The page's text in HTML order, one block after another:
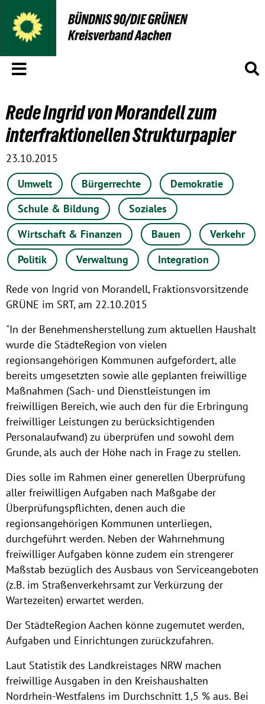
Menü
Rede Ingrid von Morandell zum
interfraktionellen Strukturpapier
23.10.2015
Umwelt
Bürgerrechte
Demokratie
Schule & Bildung
Soziales
Wirtschaft & Finanzen
Bauen
Verkehr
Politik
Verwaltung Integration
Rede von Ingrid von Morandell, Fraktionsvorsitzende
GRÜNE im SRT, am 22.10.2015
"In der Benehmensherstellung zum aktuellen Haushalt
wurde die StädteRegion von vielen
regionsangehörigen Kommunen aufgefordert, alle
bereits umgesetzten sowie alle geplanten freiwillige
Maßnahmen (Sach- und Dienstleistungen im
freiwilligen Bereich, wie auch den für die Erbringung
freiwilliger Leistungen zu berücksichtigenden
Personalaufwand) zu überprüfen und sowohl dem
Grunde, als auch der Höhe nach in Frage zu stellen.
Dies solle im Rahmen einer generellen Überprüfung
aller freiwilligen Aufgaben nach Maßgabe der
Überprüfungspflichten, denen auch die
regionsangehörigen Kommunen unterliegen,
durchgeführt werden. Neben der Wahrnehmung
freiwilliger Aufgaben könne zudem ein strengerer
Maßstab bezüglich des Ausbaus von Serviceangeboten
(z.B. im Straßenverkehrsamt zur Verkürzung der
Wartezeiten) erwartet werden.
Der StädteRegion Aachen könne zugemutet werden,
Aufgaben und Einrichtungen zurückzufahren.
Laut Statistik des Landkreistages NRW machen
freiwillige Ausgaben in den Kreishaushalten
Nordrhein-Westfalens im Durchschnitt 1,5 % aus. Bei